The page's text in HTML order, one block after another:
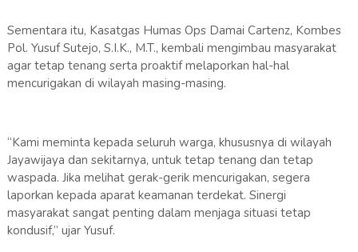
Sementara itu, Kasatgas Humas Ops Damai Cartenz, Kombes
Pol. Yusuf Sutejo, S.I.K., M.T., kembali mengimbau masyarakat
agar tetap tenang serta proaktif melaporkan hal-hal
mencurigakan di wilayah masing-masing.
“Kami meminta kepada seluruh warga, khususnya di wilayah
Jayawijaya dan sekitarnya, untuk tetap tenang dan tetap
waspada. Jika melihat gerak-gerik mencurigakan, segera
laporkan kepada aparat keamanan terdekat. Sinergi
masyarakat sangat penting dalam menjaga situasi tetap
kondusif,” ujar Yusuf.